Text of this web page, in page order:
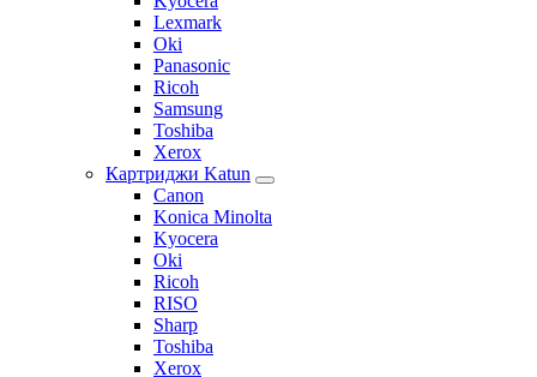
Lexmark
Oki
Panasonic
Ricoh
Samsung
Toshiba
Xerox
Картриджи Katun
Canon
Konica Minolta
Kyocera
Oki
Ricoh
RISO
Sharp
Toshiba
Xerox